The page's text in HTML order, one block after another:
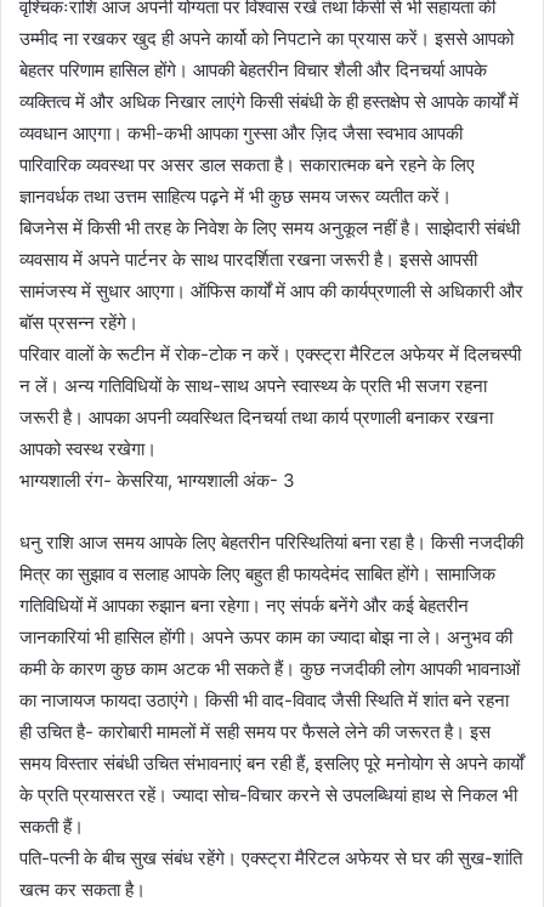
वृश्चिकःराशि आज अपनी योग्यता पर विश्वास रखें तथा किसी से भी सहायता की
उम्मीद ना रखकर खुद ही अपने कार्यो को निपटाने का प्रयास करें। इससे आपको
बेहतर परिणाम हासिल होंगे। आपकी बेहतरीन विचार शैली और दिनचर्या आपके
व्यक्तित्व में और अधिक निखार लाएंगे किसी संबंधी के ही हस्तक्षेप से आपके कार्यों में
व्यवधान आएगा। कभी-कभी आपका गुस्सा और ज़िद जैसा स्वभाव आपकी
पारिवारिक व्यवस्था पर असर डाल सकता है। सकारात्मक बने रहने के लिए
ज्ञानवर्धक तथा उत्तम साहित्य पढ़ने में भी कुछ समय जरूर व्यतीत करें।
बिजनेस में किसी भी तरह के निवेश के लिए समय अनुकूल नहीं है। साझेदारी संबंधी
व्यवसाय में अपने पार्टनर के साथ पारदर्शिता रखना जरूरी है। इससे आपसी
सामंजस्य में सुधार आएगा। ऑफिस कार्यों में आप की कार्यप्रणाली से अधिकारी और
बॉस प्रसन्न रहेंगे।
परिवार वालों के रूटीन में रोक-टोक न करें। एक्स्ट्रा मैरिटल अफेयर में दिलचस्पी
न लें। अन्य गतिविधियों के साथ-साथ अपने स्वास्थ्य के प्रति भी सजग रहना
जरूरी है। आपका अपनी व्यवस्थित दिनचर्या तथा कार्य प्रणाली बनाकर रखना
आपको स्वस्थ रखेगा।
भाग्यशाली रंग- केसरिया, भाग्यशाली अंक- 3
धनु राशि आज समय आपके लिए बेहतरीन परिस्थितियां बना रहा है। किसी नजदीकी
मित्र का सुझाव व सलाह आपके लिए बहुत ही फायदेमंद साबित होंगे। सामाजिक
गतिविधियों में आपका रुझान बना रहेगा। नए संपर्क बनेंगे और कई बेहतरीन
जानकारियां भी हासिल होंगी। अपने ऊपर काम का ज्यादा बोझ ना ले। अनुभव की
कमी के कारण कुछ काम अटक भी सकते हैं। कुछ नजदीकी लोग आपकी भावनाओं
का नाजायज फायदा उठाएंगे। किसी भी वाद-विवाद जैसी स्थिति में शांत बने रहना
ही उचित है- कारोबारी मामलों में सही समय पर फैसले लेने की जरूरत है। इस
समय विस्तार संबंधी उचित संभावनाएं बन रही हैं, इसलिए पूरे मनोयोग से अपने कार्यों
के प्रति प्रयासरत रहें। ज्यादा सोच-विचार करने से उपलब्धियां हाथ से निकल भी
सकती हैं।
पति-पत्नी के बीच सुख संबंध रहेंगे। एक्स्ट्रा मैरिटल अफेयर से घर की सुख-शांति
खत्म कर सकता है।